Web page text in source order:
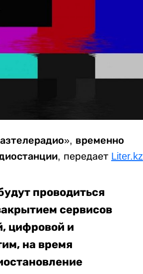
временно
передает Liter.kz
проводиться
сервисов
цифровой и
на время